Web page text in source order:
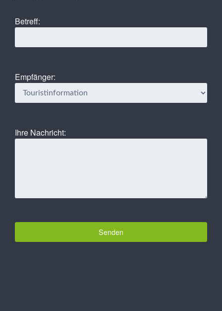
Betreff:
Empfänger:
Ihre Nachricht: